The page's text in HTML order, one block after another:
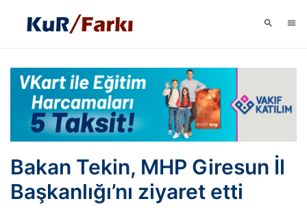
Bakan Tekin, MHP Giresun İl
Başkanlığı’nı ziyaret etti